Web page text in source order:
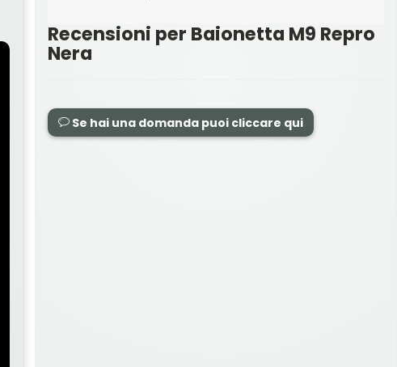
Recensioni per Baionetta M9 Repro
Nera
Se hai una domanda puoi cliccare qui